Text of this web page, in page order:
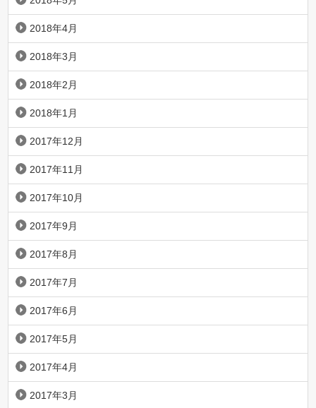
2018年4月
2018年3月
2018年2月
2018年1月
2017年12月
2017年11月
2017年10月
2017年9月
2017年8月
2017年7月
2017年6月
2017年5月
2017年4月
2017年3月